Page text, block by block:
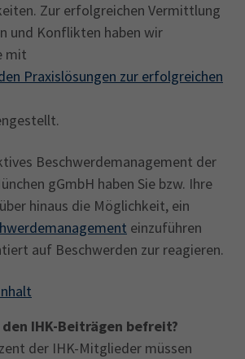
Zur erfolgreichen Vermittlung
und Konflikten haben wir
mit
Praxislösungen zur erfolgreichen
Beschwerdemanagement der
gGmbH haben Sie bzw. Ihre
hinaus die Möglichkeit, ein
einzuführen
auf Beschwerden zur reagieren.
IHK-Beiträgen befreit?
der IHK-Mitglieder müssen